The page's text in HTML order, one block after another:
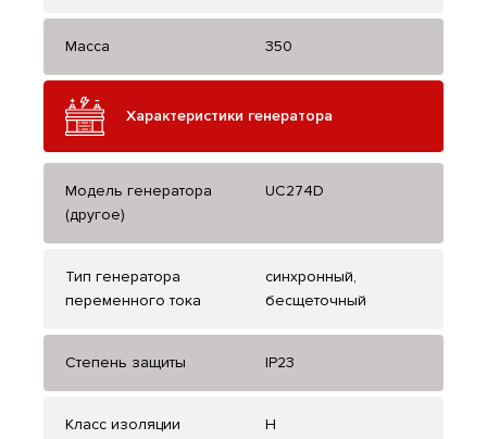
Масса 350
Характеристики генератора
Модель генератора
(другое)
UC274D
Тип генератора
переменного тока
синхронный,
бесщеточный
Степень защиты IP23
Класс изоляции H